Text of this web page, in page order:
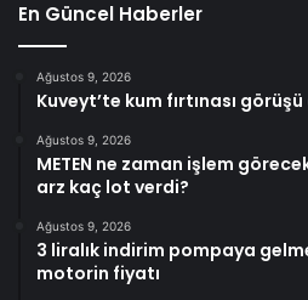
En Güncel Haberler
Ağustos 9, 2026
Kuveyt’te kum fırtınası
Ağustos 9, 2026
METEN ne zaman işlem
arz kaç lot verdi?
Ağustos 9, 2026
3 liralık indirim pompaya
motorin fiyatı